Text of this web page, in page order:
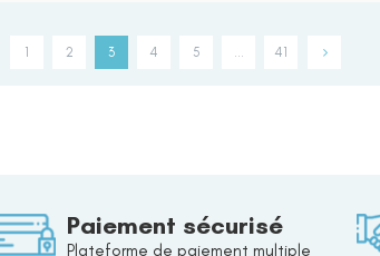
1 2 3 4 5 … 41
Paiement sécurisé
Plateforme de paiement multiple